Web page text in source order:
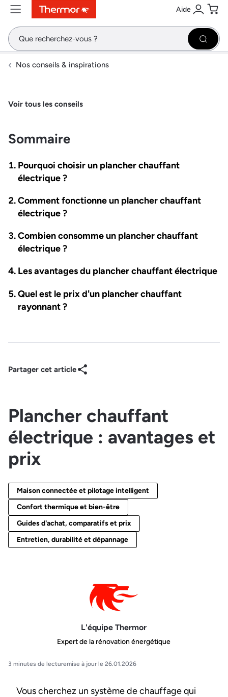
ContenuMenuRecherche Aide
Se
Nos conseils & inspirations
Voir tous les conseils
Sommaire
Pourquoi choisir un plancher chauffant
électrique ?
Comment fonctionne un plancher chauffant
électrique ?
Combien consomme un plancher chauffant
électrique ?
Les avantages du plancher chauffant électrique
Quel est le prix d'un plancher chauffant
rayonnant ?
Partager cet article
Plancher chauffant
électrique : avantages et
prix
Maison connectée et pilotage intelligent
Confort thermique et bien-être
Guides d'achat, comparatifs et prix
Entretien, durabilité et dépannage
L'équipe Thermor
Expert de la rénovation énergétique
3 minutes de lecturemise à jour le 26.01.2026
Vous cherchez un système de chauffage qui